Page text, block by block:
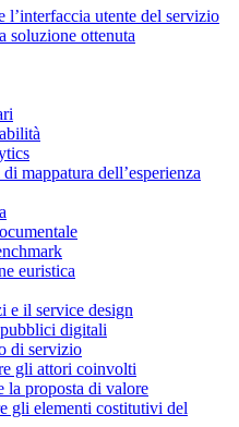
l’interfaccia utente del servizio
soluzione ottenuta
mappatura dell’esperienza
euristica
e il service design
digitali
di servizio
gli attori coinvolti
la proposta di valore
gli elementi costitutivi del